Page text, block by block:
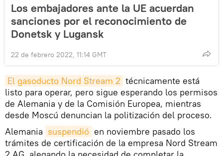
Los embajadores ante la UE acuerdan
sanciones por el reconocimiento de
Donetsk y Lugansk
22 de febrero 2022, 11:14 GMT
El gasoducto Nord Stream 2 técnicamente está
listo para operar, pero sigue esperando los permisos
de Alemania y de la Comisión Europea, mientras
desde Moscú denuncian la politización del proceso.
Alemania suspendió en noviembre pasado los
trámites de certificación de la empresa Nord Stream